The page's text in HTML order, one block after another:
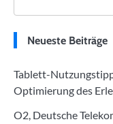
Neueste Beiträge
Tablett-
Optimierung des
O2, Deutsche